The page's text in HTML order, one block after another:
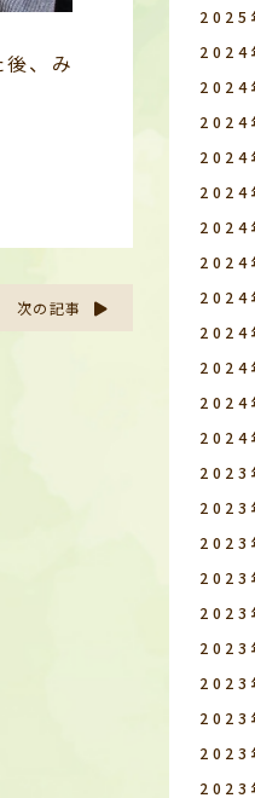
、み
次の記事
2025
2024
2024
2024
2024
2024
2024
2024
2024
2024
2024
2024
2024
2023
2023
2023
2023
2023
2023
2023
2023
2023
2023